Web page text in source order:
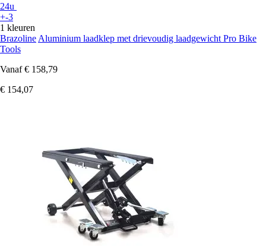
24u
+-3
1 kleuren
Brazoline Aluminium laadklep met drievoudig laadgewicht Pro Bike
Tools
Vanaf € 158,79
€ 154,07